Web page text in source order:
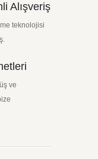
Alışveriş
teknolojisi
ve